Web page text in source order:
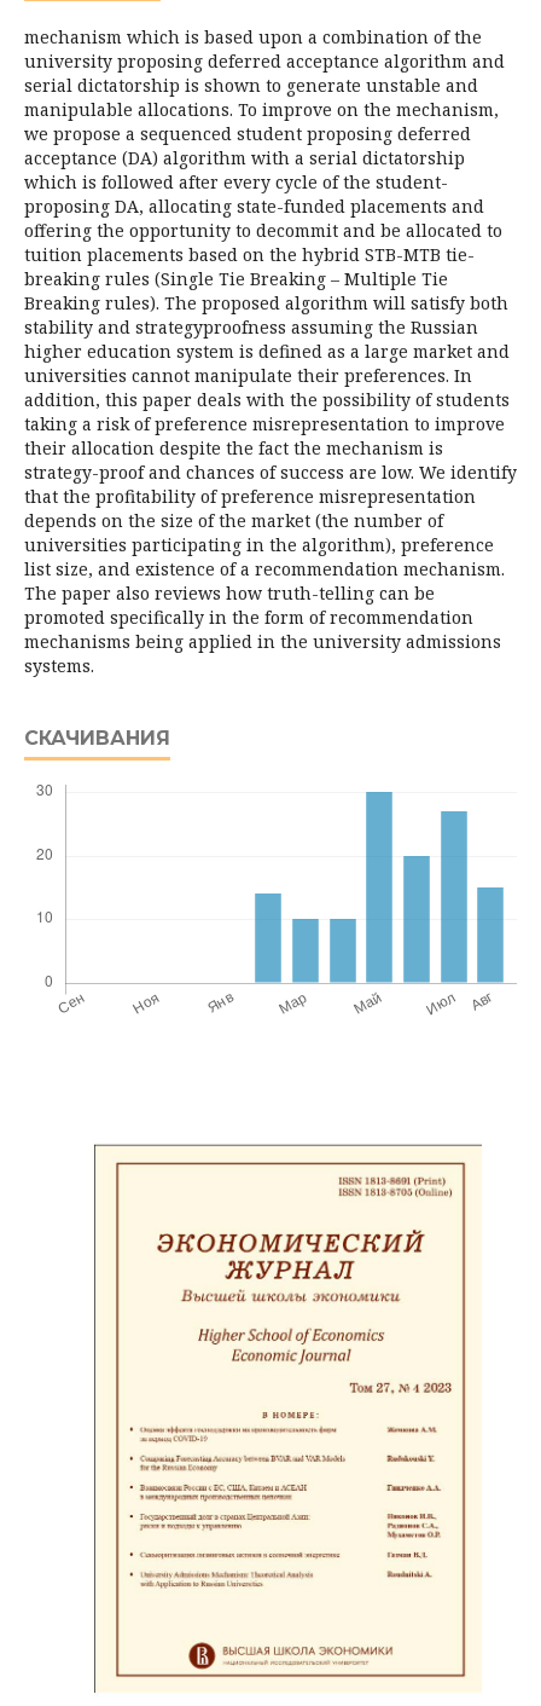
mechanism which is based upon a combination of the
university proposing deferred acceptance algorithm and
serial dictatorship is shown to generate unstable and
manipulable allocations. To improve on the mechanism,
we propose a sequenced student proposing deferred
acceptance (DA) algorithm with a serial dictatorship
which is followed after every cycle of the student-
proposing DA, allocating state-funded placements and
offering the opportunity to decommit and be allocated to
tuition placements based on the hybrid STB-MTB tie-
breaking rules (Single Tie Breaking – Multiple Tie
Breaking rules). The proposed algorithm will satisfy both
stability and strategyproofness assuming the Russian
higher education system is defined as a large market and
universities cannot manipulate their preferences. In
addition, this paper deals with the possibility of students
taking a risk of preference misrepresentation to improve
their allocation despite the fact the mechanism is
strategy-proof and chances of success are low. We identify
that the profitability of preference misrepresentation
depends on the size of the market (the number of
universities participating in the algorithm), preference
list size, and existence of a recommendation mechanism.
The paper also reviews how truth-telling can be
promoted specifically in the form of recommendation
mechanisms being applied in the university admissions
systems.
СКАЧИВАНИЯ